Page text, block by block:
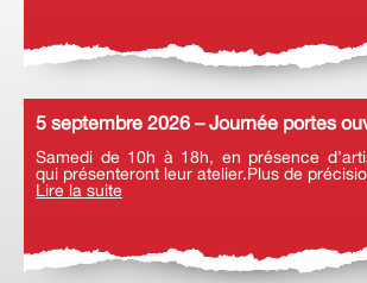
5 septembre 2026 – Journée portes
Samedi de 10h à 18h, en présence
qui présenteront leur atelier.Plus de
Lire la suite